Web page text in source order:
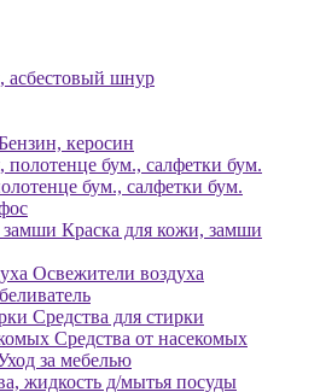
асбестовый шнур
керосин
бум., салфетки бум.
Краска для кожи, замши
Освежители воздуха
Средства для стирки
Средства от насекомых
за мебелью